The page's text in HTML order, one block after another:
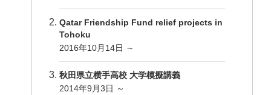
Qatar Friendship Fund relief projects in
Tohoku
2016年10月14日 ～
秋田県立横手高校 大学模擬講義
2014年9月3日 ～